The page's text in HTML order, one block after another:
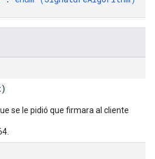
se le pidió que firmara al cliente